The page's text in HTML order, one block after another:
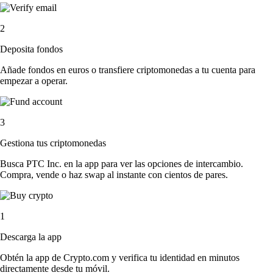
2
Deposita fondos
Añade fondos en euros o transfiere criptomonedas a tu cuenta para
empezar a operar.
3
Gestiona tus criptomonedas
Busca PTC Inc. en la app para ver las opciones de intercambio.
Compra, vende o haz swap al instante con cientos de pares.
1
Descarga la app
Obtén la app de Crypto.com y verifica tu identidad en minutos
directamente desde tu móvil.